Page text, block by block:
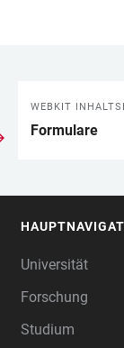
LINKS
WEBKIT
Formulare
Universität
Forschung
Studium